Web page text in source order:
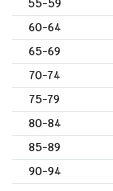
55-59
60-64
65-69
70-74
75-79
80-84
85-89
90-94